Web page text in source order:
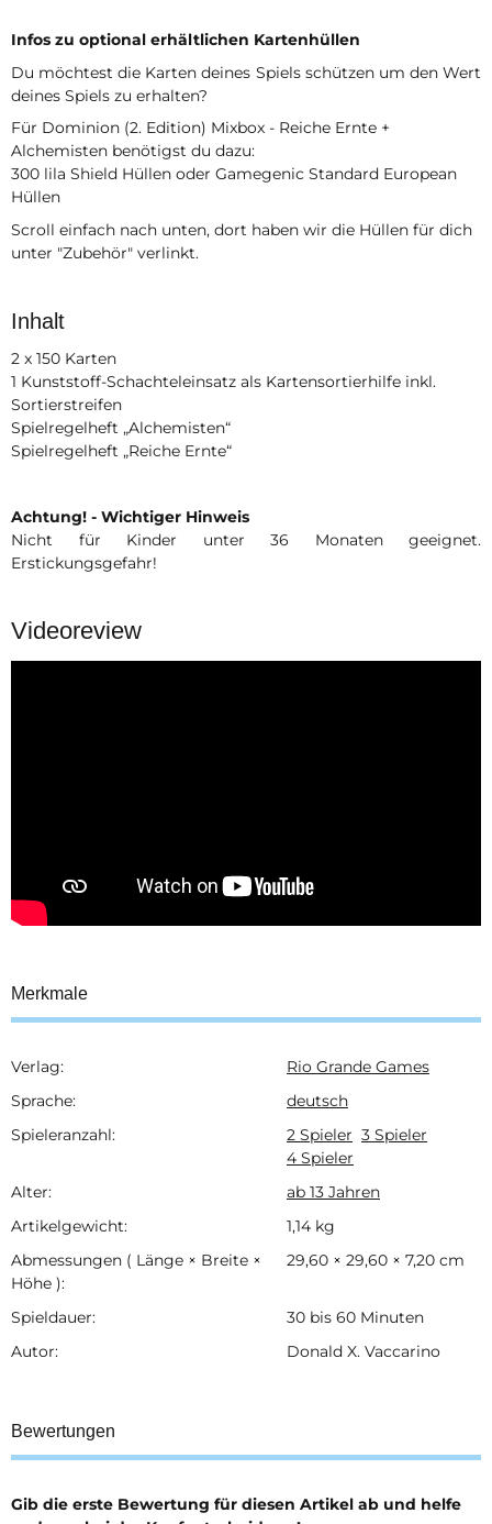
Infos zu optional erhältlichen Kartenhüllen
Du möchtest die Karten deines Spiels schützen um den Wert
deines Spiels zu erhalten?
Für Dominion (2. Edition) Mixbox - Reiche Ernte +
Alchemisten benötigst du dazu:
300 lila Shield Hüllen oder Gamegenic Standard European
Hüllen
Scroll einfach nach unten, dort haben wir die Hüllen für dich
unter "Zubehör" verlinkt.
Inhalt
2 x 150 Karten
1 Kunststoff-Schachteleinsatz als Kartensortierhilfe inkl.
Sortierstreifen
Spielregelheft „Alchemisten“
Spielregelheft „Reiche Ernte“
Achtung! - Wichtiger Hinweis
Nicht für Kinder unter 36 Monaten geeignet.
Erstickungsgefahr!
Videoreview
Merkmale
Produkteigenschaft
Wert
Verlag:
Rio Grande Games
Sprache:
deutsch
Spieleranzahl:
2 Spieler 3 Spieler
4 Spieler
Alter:
ab 13 Jahren
Artikelgewicht:
1,14 kg
Abmessungen ( Länge × Breite ×
Höhe ):
29,60 × 29,60 × 7,20 cm
Spieldauer:
30 bis 60 Minuten
Autor:
Donald X. Vaccarino
Bewertungen
Gib die erste Bewertung für diesen Artikel ab und helfe